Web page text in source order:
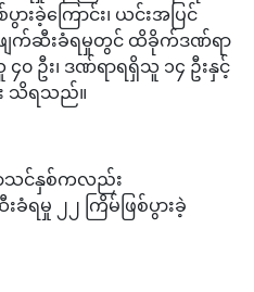
းခဲ့ကြောင်း၊ ယင်းအပြင်
ျက်ဆီးခံရမှုတွင် ထိခိုက်ဒဏ်ရာ
၀ ဦး၊ ဒဏ်ရာရရှိသူ ၁၄ ဦးနှင့်
း သိရသည်။
ာသင်နှစ်ကလည်း
ရမှု ၂၂ ကြိမ်ဖြစ်ပွားခဲ့